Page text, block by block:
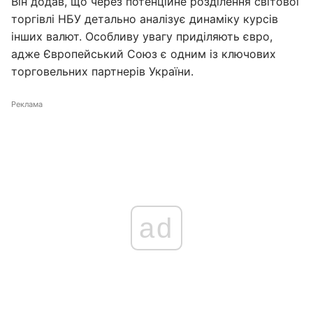
торгівлі НБУ детально аналізує динаміку курсів
інших валют. Особливу увагу приділяють євро,
адже Європейський Союз є одним із ключових
торговельних партнерів України.
Реклама
ad